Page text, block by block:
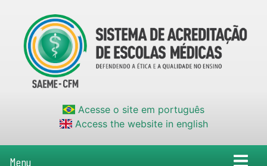
Acesse o site em português
Access the website in english
Menu